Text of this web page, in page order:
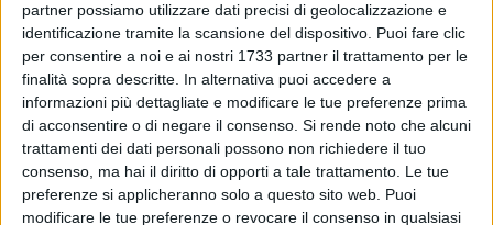
partner possiamo utilizzare dati precisi di geolocalizzazione e
identificazione tramite la scansione del dispositivo. Puoi fare clic
per consentire a noi e ai nostri 1733 partner il trattamento per le
finalità sopra descritte. In alternativa puoi accedere a
informazioni più dettagliate e modificare le tue preferenze prima
di acconsentire o di negare il consenso. Si rende noto che alcuni
trattamenti dei dati personali possono non richiedere il tuo
consenso, ma hai il diritto di opporti a tale trattamento. Le tue
preferenze si applicheranno solo a questo sito web. Puoi
modificare le tue preferenze o revocare il consenso in qualsiasi
2020. Per tutti gli altri sarà il gettone di presenza numero
uno con i Lions, fatta eccezione per Alessandro
Mastrodonato, unico giocatore rimasto rispetto all'annata
appena trascorsa. Sono ben tre gli atleti nerazzurri reduci da
una promozione: Dip, Enihe e Fontana hanno infatti
contribuito al salto di categoria effettuato da Nardò.
Bisceglie non vince una partita interna di campionato dallo
scorso 28 febbraio, quando regolò la Pallacanestro Molfetta.